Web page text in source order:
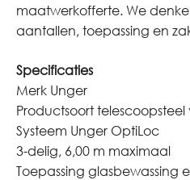
maatwerkofferte. We
aantallen, toepassing en
Specificaties
Merk Unger
Productsoort
Systeem Unger OptiLoc
3-delig, 6,00 m maximaal
Toepassing glasbewassing